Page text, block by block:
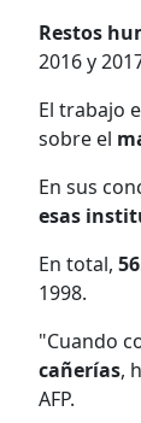
Restos
2016 y
El trabajo
sobre el
En sus
esas
En total,
1998.
"Cuando
cañerías,
AFP.